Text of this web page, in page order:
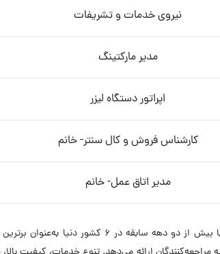
نیروی خدمات و تشریفات
مدیر مارکتینگ
اپراتور دستگاه لیزر
کارشناس فروش و کال سنتر- خانم
مدیر اتاق عمل- خانم
کلینیک فخرایی (پایدار) با بیش